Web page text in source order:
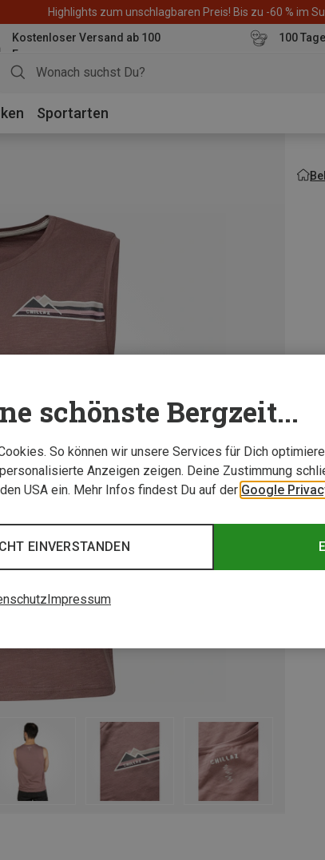
Highlights zum unschlagbaren Preis! Bis zu -60 % im
Kostenloser Versand ab 100
Euro
100
Sportarten
schönste Bergzeit...
So können wir unsere Services für Dich
Anzeigen zeigen. Deine Zustimmung
den USA ein. Mehr Infos findest Du auf der Google
EINVERSTANDEN
Impressum